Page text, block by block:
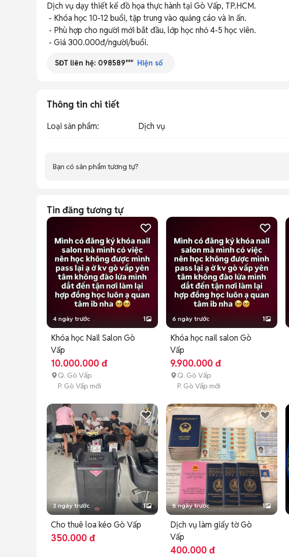
Dịch vụ dạy thiết kế đồ họa thực hành tại Gò Vấp, TP.HCM.
- Giá 300.000đ/người/buổi.
SĐT liên hệ: 098589*** Hiện số
Thông tin chi tiết
Loại sản phẩm: Dịch vụ
Bạn có sản phẩm tương tự?
Tin đăng tương tự
4 ngày trước 1
Khóa học Nail Salon Gò
Vấp
10.000.000 đ
Q. Gò Vấp
P. Gò Vấp mới
6 ngày trước 1
Khóa học nail salon Gò
Vấp
9.900.000 đ
Q. Gò Vấp
P. Gò Vấp mới
2 ngày trước 1
Cho thuê loa kéo Gò Vấp
350.000 đ
8 ngày trước 1
Dịch vụ làm giấy tờ Gò
Vấp
400.000 đ